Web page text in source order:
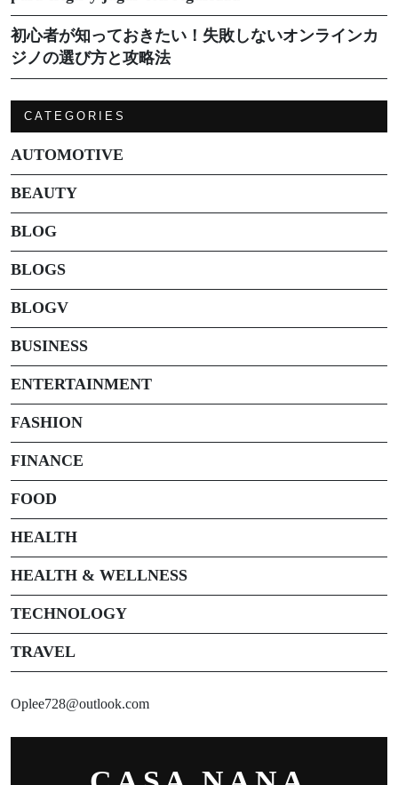
初心者が知っておきたい！失敗しないオンラインカ
ジノの選び方と攻略法
CATEGORIES
AUTOMOTIVE
BEAUTY
BLOG
BLOGS
BLOGV
BUSINESS
ENTERTAINMENT
FASHION
FINANCE
FOOD
HEALTH
HEALTH & WELLNESS
TECHNOLOGY
TRAVEL
Oplee728@outlook.com